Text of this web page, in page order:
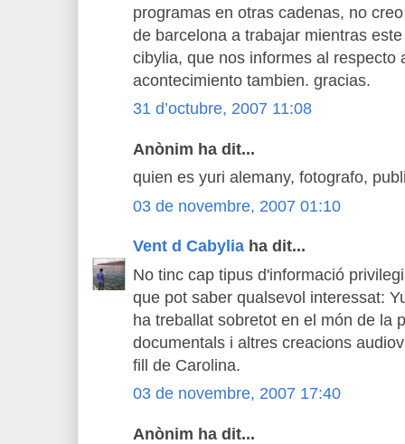
programas en otras cadenas, no
de barcelona a trabajar mientras
cibylia, que nos informes al respecto
acontecimiento tambien. gracias.
31 d’octubre, 2007 11:08
Anònim ha dit...
quien es yuri alemany, fotografo,
03 de novembre, 2007 01:10
Vent d Cabylia ha dit...
No tinc cap tipus d'informació
que pot saber qualsevol interessat:
ha treballat sobretot en el món de la
documentals i altres creacions
fill de Carolina.
03 de novembre, 2007 17:40
Anònim ha dit...